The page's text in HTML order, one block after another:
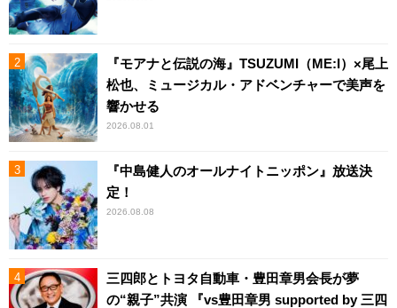
『モアナと伝説の海』TSUZUMI（ME:I）×尾上
松也、ミュージカル・アドベンチャーで美声を
響かせる
2026.08.01
『中島健人のオールナイトニッポン』放送決
定！
2026.08.08
三四郎とトヨタ自動車・豊田章男会長が夢
の“親子”共演 『vs豊田章男 supported by 三四